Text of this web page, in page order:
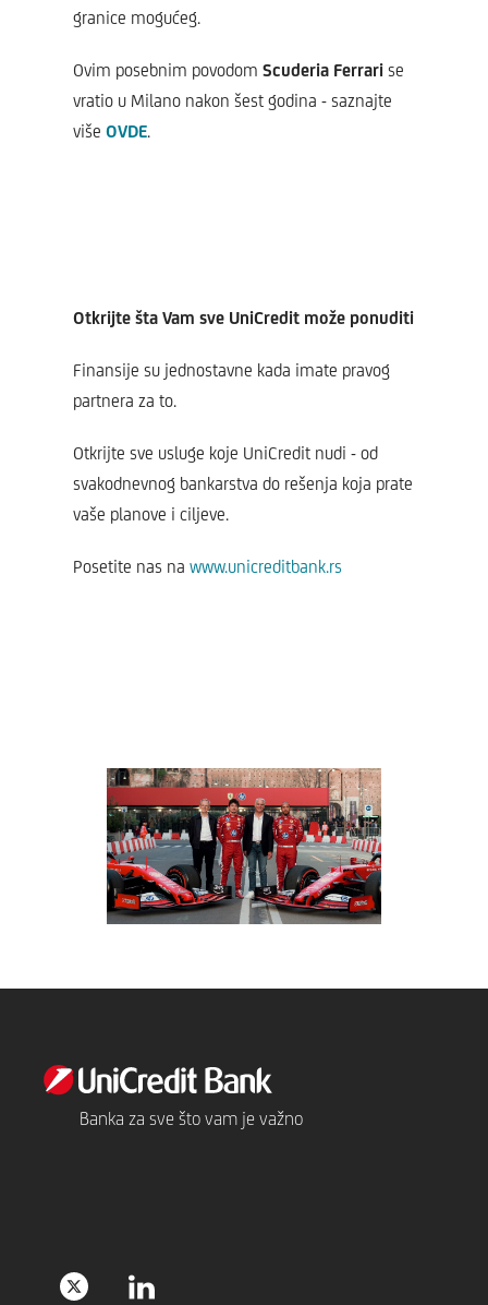
granice mogućeg.
Ovim posebnim povodom Scuderia Ferrari se
vratio u Milano nakon šest godina - saznajte
više OVDE.
Otkrijte šta Vam sve UniCredit može ponuditi
Finansije su jednostavne kada imate pravog
partnera za to.
Otkrijte sve usluge koje UniCredit nudi - od
svakodnevnog bankarstva do rešenja koja prate
vaše planove i ciljeve.
Posetite nas na www.unicreditbank.rs
Banka za sve što vam je važno